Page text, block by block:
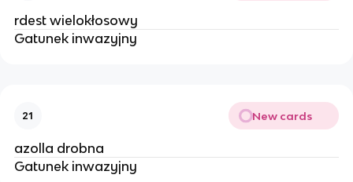
rdest wielokłosowy
Gatunek inwazyjny
21 New cards
azolla drobna
Gatunek inwazyjny